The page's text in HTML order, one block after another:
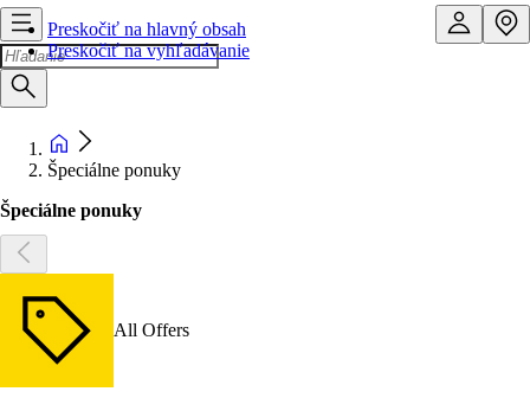
Preskočiť na hlavný obsah
Preskočiť na vyhľadávanie
Špeciálne ponuky
Špeciálne ponuky
All Offers